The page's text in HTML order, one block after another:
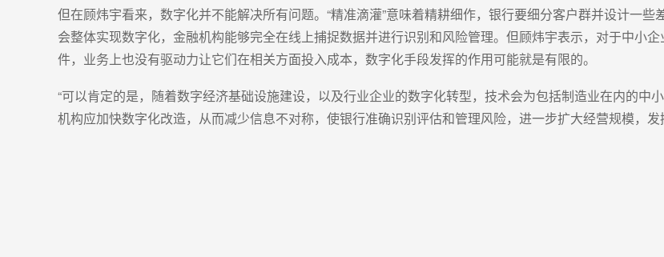
但在顾炜宇看来，数字化并不能解决所有问题。“精准滴灌”意味着精耕细作，银行要细分客户群并设计一
会整体实现数字化，金融机构能够完全在线上捕捉数据并进行识别和风险管理。但顾炜宇表示，对于中小
件，业务上也没有驱动力让它们在相关方面投入成本，数字化手段发挥的作用可能就是有限的。
“可以肯定的是，随着数字经济基础设施建设，以及行业企业的数字化转型，技术会为包括制造业在内的中
机构应加快数字化改造，从而减少信息不对称，使银行准确识别评估和管理风险，进一步扩大经营规模，发